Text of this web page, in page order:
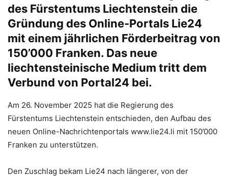
des Fürstentums Liechtenstein die
Gründung des Online-Portals Lie24
mit einem jährlichen Förderbeitrag von
150’000 Franken. Das neue
liechtensteinische Medium tritt dem
Verbund von Portal24 bei.
Am 26. November 2025 hat die Regierung des
Fürstentums Liechtenstein entschieden, den Aufbau des
neuen Online-Nachrichtenportals www.lie24.li mit 150’000
Franken zu unterstützen.
Den Zuschlag bekam Lie24 nach längerer, von der